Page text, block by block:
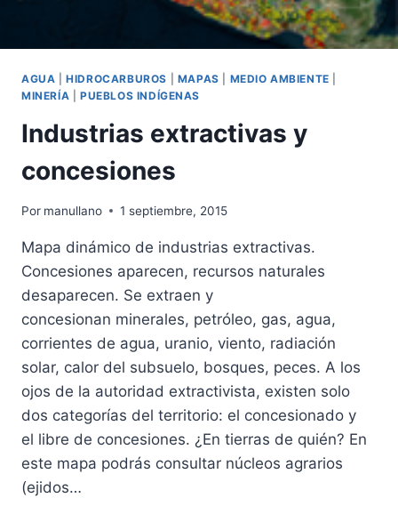
AGUA |HIDROCARBUROS MAPAS MEDIO AMBIENTE
MINERÍA
PUEBLOS INDÍGENAS
Industrias extractivas y
concesiones
Por manullano 1 septiembre, 2015
Mapa dinámico de industrias extractivas.
Concesiones aparecen, recursos naturales
desaparecen. Se extraen y
concesionan minerales, petróleo, gas, agua,
corrientes de agua, uranio, viento, radiación
solar, calor del subsuelo, bosques, peces. A los
ojos de la autoridad extractivista, existen solo
dos categorías del territorio: el concesionado y
el libre de concesiones. ¿En tierras de quién? En
este mapa podrás consultar núcleos agrarios
(ejidos…